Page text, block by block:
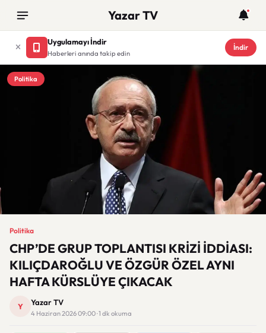
Yazar TV
Uygulamayı İndir
Haberleri anında takip edin
İndir
Politika
Politika
CHP’DE GRUP TOPLANTISI KRİZİ İDDİASI:
KILIÇDAROĞLU VE ÖZGÜR ÖZEL AYNI
HAFTA KÜRSLÜYE ÇIKACAK
Y Yazar TV
4 Haziran 2026 09:00 · 1 dk okuma